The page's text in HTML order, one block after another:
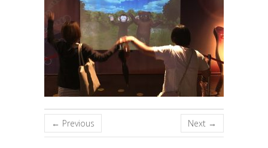
← Previous Next →